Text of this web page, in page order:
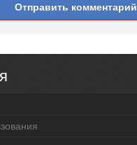
Отправить комментарий